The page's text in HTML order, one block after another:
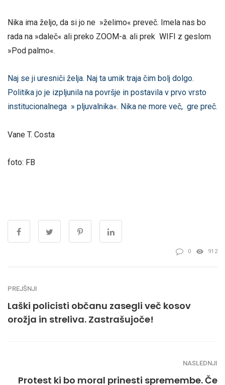
Nika ima željo, da si jo ne »želimo« preveč. Imela nas bo
rada na »daleč« ali preko ZOOM-a. ali prek WIFI z geslom
»Pod palmo«.
Naj se ji uresniči želja. Naj ta umik traja čim bolj dolgo.
Politika jo je izpljunila na površje in postavila v prvo vrsto
institucionalnega » pljuvalnika«. Nika ne more več, gre preč.
Vane T. Costa
foto: FB
0 912
PREJŠNJI
Laški policisti občanu zasegli več kosov
orožja in streliva. Zastrašujoče!
NASLEDNJI
Protest ki bo moral prinesti spremembe. Če